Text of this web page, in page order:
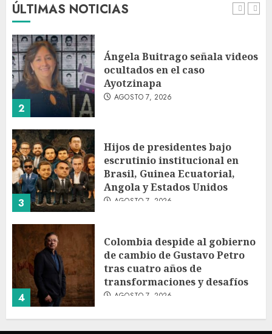
ÚLTIMAS NOTICIAS
1 AGOSTO 7, 2026
2
Ángela Buitrago señala videos
ocultados en el caso
Ayotzinapa
AGOSTO 7, 2026
3
Hijos de presidentes bajo
escrutinio institucional en
Brasil, Guinea Ecuatorial,
Angola y Estados Unidos
AGOSTO 7, 2026
4
Colombia despide al gobierno
de cambio de Gustavo Petro
tras cuatro años de
transformaciones y desafíos
AGOSTO 7, 2026